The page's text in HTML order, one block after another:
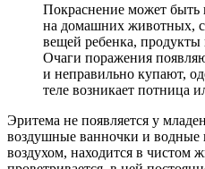
Покраснение может быть
на домашних животных,
вещей ребенка, продукты
Очаги поражения
и неправильно купают,
теле возникает потница
Эритема не появляется у
воздушные ванночки и
воздухом, находится в чистом